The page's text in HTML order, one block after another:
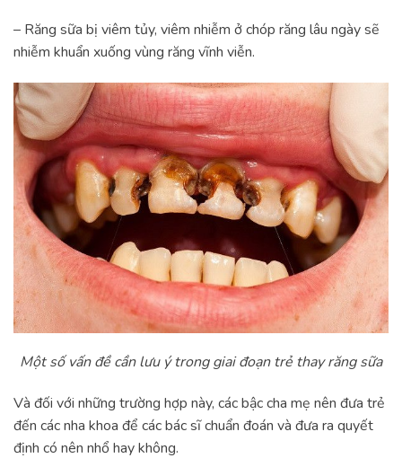
– Răng sữa bị viêm tủy, viêm nhiễm ở chóp răng lâu ngày sẽ
nhiễm khuẩn xuống vùng răng vĩnh viễn.
Một số vấn đề cần lưu ý trong giai đoạn trẻ thay răng sữa
Và đối với những trường hợp này, các bậc cha mẹ nên đưa trẻ
đến các nha khoa để các bác sĩ chuẩn đoán và đưa ra quyết
định có nên nhổ hay không.